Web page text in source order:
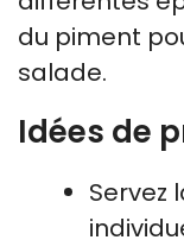
du piment
salade.
Idées de
Servez